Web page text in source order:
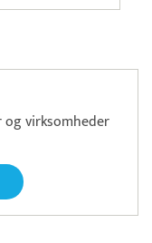
og virksomheder